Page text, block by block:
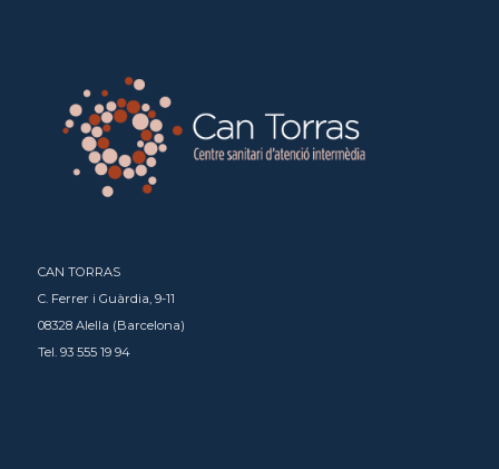
CAN TORRAS
C. Ferrer i Guàrdia, 9-11
08328 Alella (Barcelona)
Tel. 93 555 19 94